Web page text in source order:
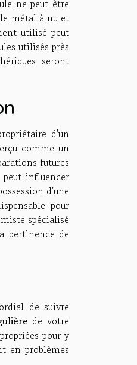
ne peut être
métal à nu et
utilisé peut
utilisés près
seront
d'un
comme un
futures
influencer
d'une
pour
spécialisé
pertinence de
de suivre
de votre
pour y
en problèmes